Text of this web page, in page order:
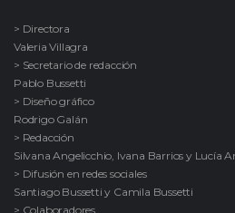
> Directora
Valeria Villagra
> Secretario de redacción
Pablo Bussetti
> Diseño gráfico
Rodrigo Galán
> Redacción
Silvana Angelicchio, Ivana Barrios y Lucía
> Difusión en redes sociales
Santiago Bussetti y Camila Bussetti
> Colaboradores